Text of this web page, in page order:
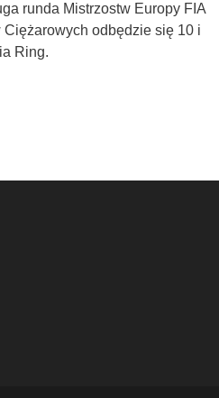
runda Mistrzostw Europy FIA
odbędzie się 10 i
Ring.